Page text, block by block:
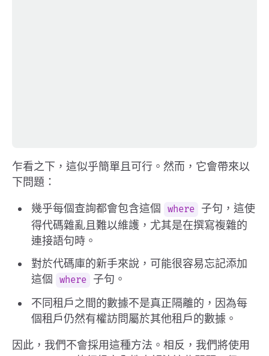
乍看之下，這似乎簡單且可行。然而，它會帶來以
下問題：
幾乎每個查詢都會包含這個 where
子句，這使
得代碼雜亂且難以維護，尤其是在撰寫複雜的
連接語句時。
對於代碼庫的新手來說，可能很容易忘記添加
這個
where
子句。
不同租戶之間的數據不是真正隔離的，因為每
個租戶仍然有權訪問屬於其他租戶的數據。
因此，我們不會採用這種方法。相反，我們將使用